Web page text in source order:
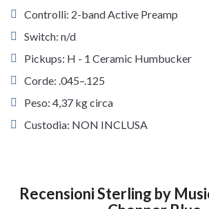
Controlli: 2-band Active Preamp
Switch: n/d
Pickups: H - 1 Ceramic Humbucker
Corde: .045–.125
Peso: 4,37 kg circa
Custodia: NON INCLUSA
Recensioni Sterling by